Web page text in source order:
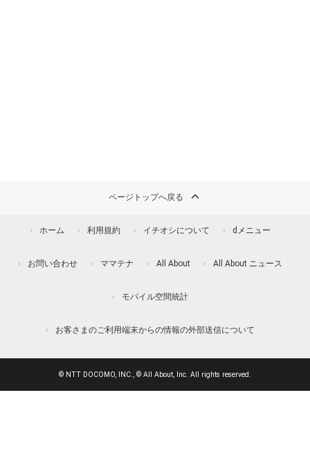
ページトップへ戻る
ホーム 利用規約 イチオシについて dメニュー
お問い合わせ ママテナ All About All About ニュース
モバイル空間統計
お客さまのご利用端末からの情報の外部送信について
© NTT DOCOMO, INC., © All About, Inc. All rights reserved.